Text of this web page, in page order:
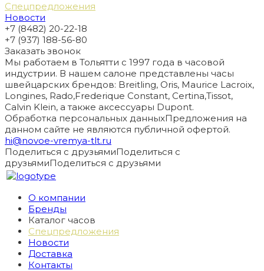
Спецпредложения
Новости
+7 (8482) 20-22-18
+7 (937) 188-56-80
Заказать звонок
Мы работаем в Тольятти с 1997 года в часовой
индустрии. В нашем салоне представлены часы
швейцарских брендов: Breitling, Oris, Maurice Lacroix,
Longines, Rado,Frederique Constant, Certina,Tissot,
Calvin Klein, а также аксессуары Dupont.
Обработка персональных данныхПредложения на
данном сайте не являются публичной офертой.
hi@novoe-vremya-tlt.ru
Поделиться с друзьямиПоделиться с
друзьямиПоделиться с друзьями
О компании
Бренды
Каталог часов
Спецпредложения
Новости
Доставка
Контакты